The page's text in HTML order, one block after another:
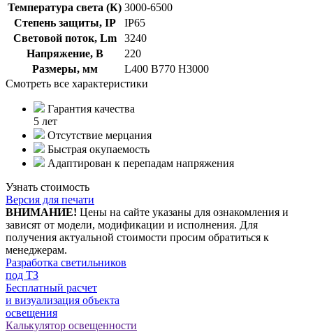
Температура света (К) 3000-6500
Степень защиты, IP
IP65
Световой поток, Lm
3240
Напряжение, В
220
Размеры, мм
L400 B770 H3000
Смотреть все характеристики
Гарантия качества
5 лет
Отсутствие мерцания
Быстрая окупаемость
Адаптирован к перепадам напряжения
Узнать стоимость
Версия для печати
ВНИМАНИЕ! Цены на сайте указаны для ознакомления и
зависят от модели, модификации и исполнения. Для
получения актуальной стоимости просим обратиться к
менеджерам.
Разработка светильников
под ТЗ
Бесплатный расчет
и визуализация объекта
освещения
Калькулятор освещенности